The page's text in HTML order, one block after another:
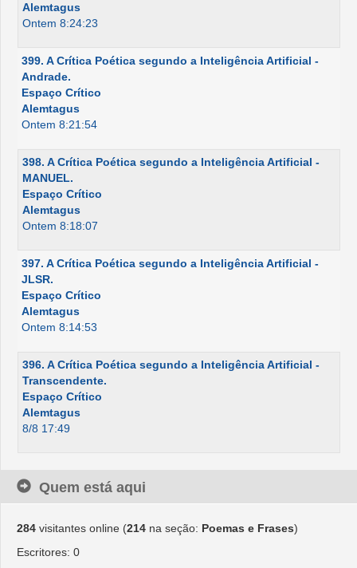
Alemtagus
Ontem 8:24:23
399. A Crítica Poética segundo a Inteligência Artificial -
Andrade.
Espaço Crítico
Alemtagus
Ontem 8:21:54
398. A Crítica Poética segundo a Inteligência Artificial -
MANUEL.
Espaço Crítico
Alemtagus
Ontem 8:18:07
397. A Crítica Poética segundo a Inteligência Artificial -
JLSR.
Espaço Crítico
Alemtagus
Ontem 8:14:53
396. A Crítica Poética segundo a Inteligência Artificial -
Transcendente.
Espaço Crítico
Alemtagus
8/8 17:49
Quem está aqui
284 visitantes online (214 na seção: Poemas e Frases)
Escritores: 0